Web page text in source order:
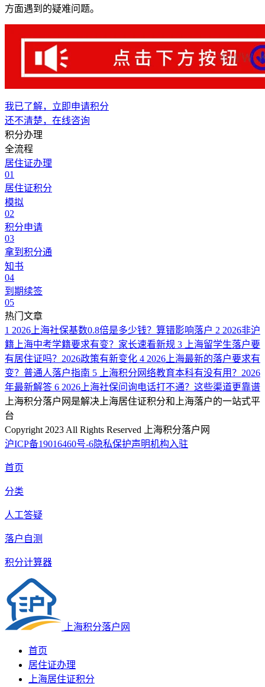
方面遇到的疑难问题。
我已了解，立即申请积分
还不清楚，在线咨询
积分办理
全流程
居住证办理
01
居住证积分
模拟
02
积分申请
03
拿到积分通
知书
04
到期续签
05
热门文章
1 2026上海社保基数0.8倍是多少钱？算错影响落户 2 2026非沪
籍上海中考学籍要求有变？家长速看新规 3
上海留学生落户要
有居住证吗？2026政策有新变化 4 2026上海最新的落户要求有
变？普通人落户指南 5
上海积分网络教育本科有没有用？2026
年最新解答 6 2026上海社保问询电话打不通？这些渠道更靠谱
上海积分落户网是解决上海居住证积分和上海落户的一站式平
台
Copyright 2023 All Rights Reserved 上海积分落户网
沪ICP备19016460号-6隐私保护声明机构入驻
首页
分类
人工答疑
落户自测
积分计算器
上海积分落户网
首页
居住证办理
上海居住证积分